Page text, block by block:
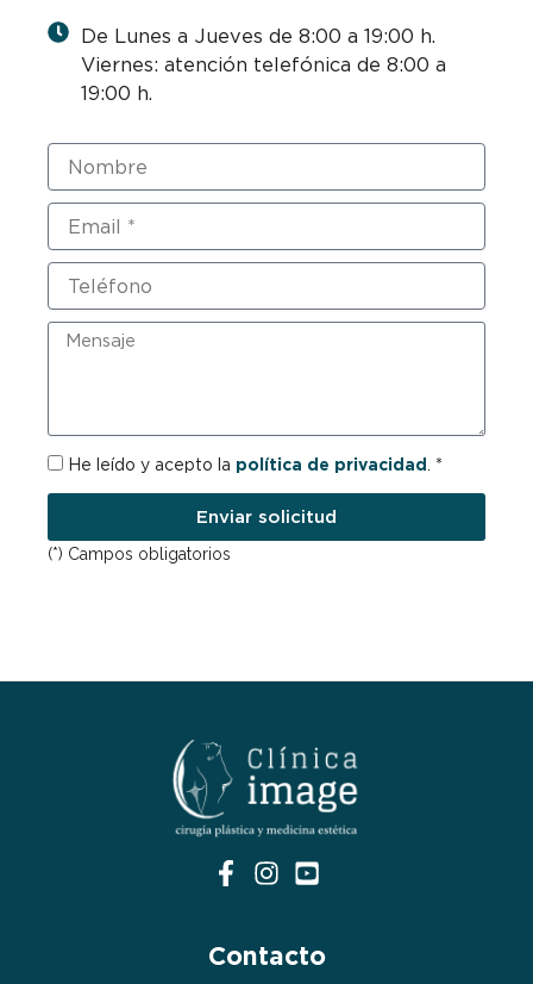
De Lunes a Jueves de 8:00 a 19:00 h.
Viernes: atención telefónica de 8:00 a
19:00 h.
Nombre
Email
Teléfono
Mensaje
RGPDHe leído y acepto la política de privacidad . *
Enviar solicitud
(*) Campos obligatorios
Contacto